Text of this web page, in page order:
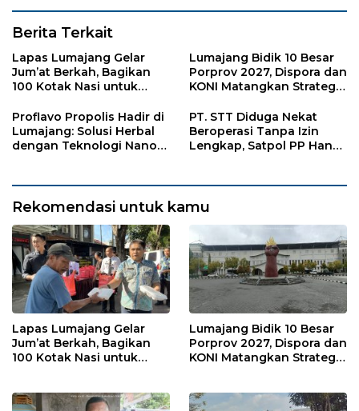
Berita Terkait
Lapas Lumajang Gelar
Jum’at Berkah, Bagikan
100 Kotak Nasi untuk
Lumajang Bidik 10 Besar
Porprov 2027, Dispora dan
KONI Matangkan Strategi
Proflavo Propolis Hadir di
Lumajang: Solusi Herbal
dengan Teknologi Nano
PT. STT Diduga Nekat
Beroperasi Tanpa Izin
Lengkap, Satpol PP Hanya
Rekomendasi untuk kamu
Lapas Lumajang Gelar
Jum’at Berkah, Bagikan
100 Kotak Nasi untuk
Lumajang Bidik 10 Besar
Porprov 2027, Dispora dan
KONI Matangkan Strategi